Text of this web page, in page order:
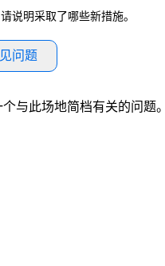
说明采取了哪些新措施。
问题
个与此场地简档有关的问题